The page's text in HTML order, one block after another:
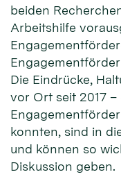
beiden
Arbeitshilfe
Die Eindrücke,
vor Ort seit 2017
konnten, sind in
und können so
Diskussion geben.